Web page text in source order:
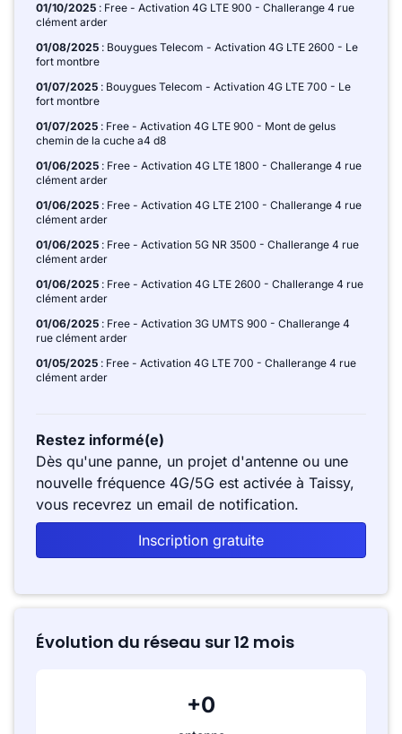
01/10/2025 : Free - Activation 4G LTE 900 - Challerange 4 rue
clément arder
01/08/2025 : Bouygues Telecom - Activation 4G LTE 2600 - Le
fort montbre
01/07/2025 : Bouygues Telecom - Activation 4G LTE 700 - Le
fort montbre
01/07/2025 : Free - Activation 4G LTE 900 - Mont de gelus
chemin de la cuche a4 d8
01/06/2025 : Free - Activation 4G LTE 1800 - Challerange 4 rue
clément arder
01/06/2025 : Free - Activation 4G LTE 2100 - Challerange 4 rue
clément arder
01/06/2025 : Free - Activation 5G NR 3500 - Challerange 4 rue
clément arder
01/06/2025 : Free - Activation 4G LTE 2600 - Challerange 4 rue
clément arder
01/06/2025 : Free - Activation 3G UMTS 900 - Challerange 4
rue clément arder
01/05/2025 : Free - Activation 4G LTE 700 - Challerange 4 rue
clément arder
Restez informé(e)
Dès qu'une panne, un projet d'antenne ou une
nouvelle fréquence 4G/5G est activée à Taissy,
vous recevrez un email de notification.
Inscription gratuite
Évolution du réseau sur 12 mois
+0